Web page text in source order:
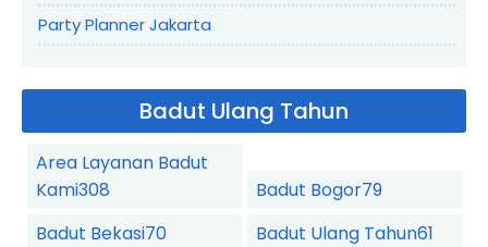
Party Planner Jakarta
Badut Ulang Tahun
Area Layanan Badut
Kami308 Badut Bogor79
Badut Bekasi70 Badut Ulang Tahun61